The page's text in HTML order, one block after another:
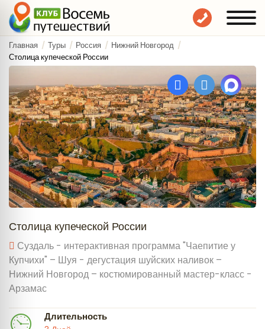
Главная Туры Россия
Нижний Новгород
Столица купеческой России
Столица купеческой России
Суздаль - интерактивная программа "Чаепитие у
Купчихи" – Шуя - дегустация шуйских наливок –
Нижний Новгород – костюмированный мастер-класс -
Арзамас
Длительность